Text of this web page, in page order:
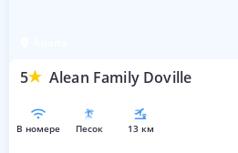
5 Alean Family Doville
в номере песок 13 км